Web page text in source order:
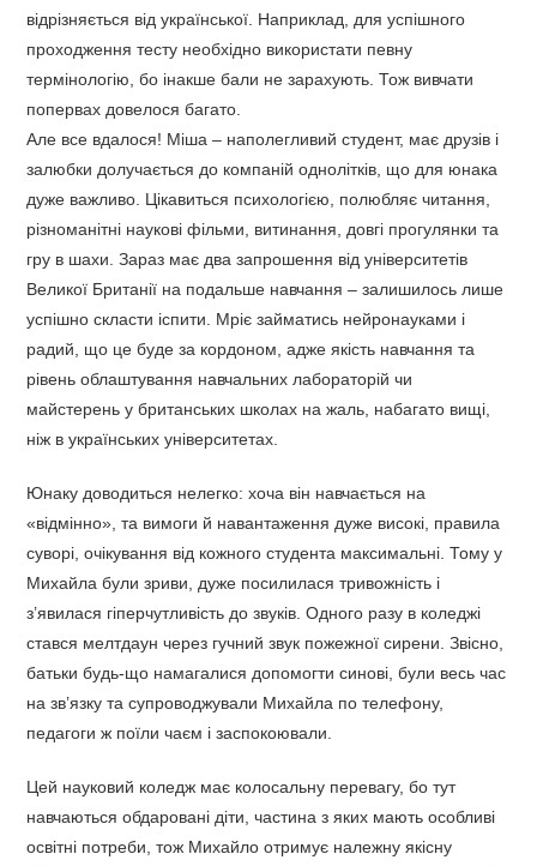
відрізняється від української. Наприклад, для успішного
проходження тесту необхідно використати певну
термінологію, бо інакше бали не зарахують. Тож вивчати
попервах довелося багато.
Але все вдалося! Міша – наполегливий студент, має друзів і
залюбки долучається до компаній однолітків, що для юнака
дуже важливо. Цікавиться психологією, полюбляє читання,
різноманітні наукові фільми, витинання, довгі прогулянки та
гру в шахи. Зараз має два запрошення від університетів
Великої Британії на подальше навчання – залишилось лише
успішно скласти іспити. Мріє займатись нейронауками і
радий, що це буде за кордоном, адже якість навчання та
рівень облаштування навчальних лабораторій чи
майстерень у британських школах на жаль, набагато вищі,
ніж в українських університетах.
Юнаку доводиться нелегко: хоча він навчається на
«відмінно», та вимоги й навантаження дуже високі, правила
суворі, очікування від кожного студента максимальні. Тому у
Михайла були зриви, дуже посилилася тривожність і
з’явилася гіперчутливість до звуків. Одного разу в коледжі
стався мелтдаун через гучний звук пожежної сирени. Звісно,
батьки будь-що намагалися допомогти синові, були весь час
на зв’язку та супроводжували Михайла по телефону,
педагоги ж поїли чаєм і заспокоювали.
Цей науковий коледж має колосальну перевагу, бо тут
навчаються обдаровані діти, частина з яких мають особливі
освітні потреби, тож Михайло отримує належну якісну